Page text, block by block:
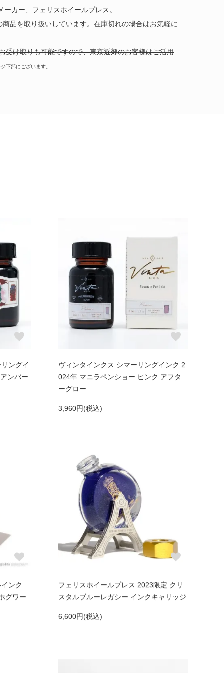
グ マッシュルーム
ーカー、フェリスホイールプレス。
商品を取り扱いしています。在庫切れの場合はお気軽に
受け取りも可能ですので、東京近郊のお客様はご活用
下部にございます。
ングイ
ンバー
ヴィンタインクス シマーリングインク 2
024年 マニラペンショー ピンク アフタ
ーグロー
3,960円(税込)
ンク
グワー
フェリスホイールプレス 2023限定 クリ
スタルブルーレガシー インクキャリッジ
6,600円(税込)